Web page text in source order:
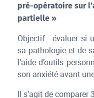
pré-opératoire sur
partielle »
Objectif : évaluer si
sa pathologie et de
l’aide d’outils
son anxiété avant
Il s’agit de comparer